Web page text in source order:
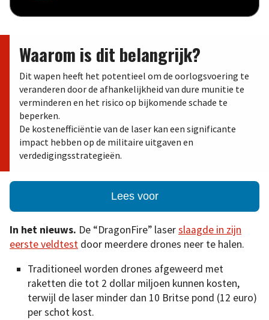
Waarom is dit belangrijk?
Dit wapen heeft het potentieel om de oorlogsvoering te
veranderen door de afhankelijkheid van dure munitie te
verminderen en het risico op bijkomende schade te
beperken.
De kostenefficiëntie van de laser kan een significante
impact hebben op de militaire uitgaven en
verdedigingsstrategieën.
Lees voor
In het nieuws. De “DragonFire” laserslaagde in zijn
eerste veldtest door meerdere drones neer te halen.
Traditioneel worden drones afgeweerd met
raketten die tot 2 dollar miljoen kunnen kosten,
terwijl de laser minder dan 10 Britse pond (12 euro)
per schot kost.